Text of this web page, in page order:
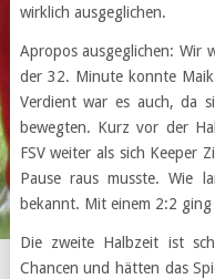
wirklich ausgeglichen.
Apropos ausgeglichen: Wir
der 32. Minute konnte Maik
Verdient war es auch, da
bewegten. Kurz vor der
FSV weiter als sich Keeper
Pause raus musste. Wie
bekannt. Mit einem 2:2 ging
Die zweite Halbzeit ist
Chancen und hätten das